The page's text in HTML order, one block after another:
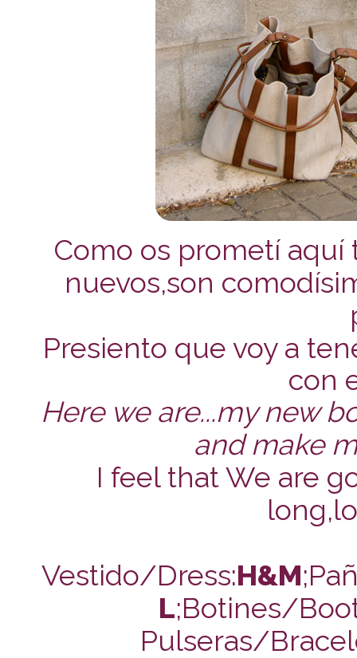
Como os prometí
nuevos,son
Presiento que voy a
con
Here we are...my new
and make
I feel that We are
Vestido/Dress:H&M
L;Botines/
Pulseras/